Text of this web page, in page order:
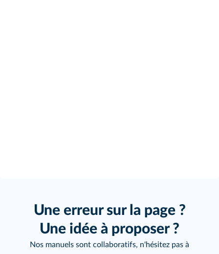
Une erreur sur la page ?
Une idée à proposer ?
Nos manuels sont collaboratifs, n'hésitez pas à